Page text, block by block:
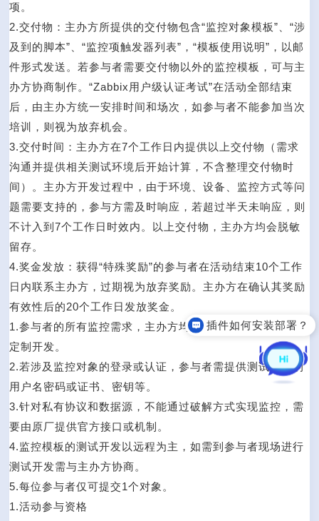
项。
2.交付物：主办方所提供的交付物包含“监控对象模板”、“涉
及到的脚本”、“监控项触发器列表”，“模板使用说明”，以邮
件形式发送。若参与者需要交付物以外的监控模板，可与主
办方协商制作。“Zabbix用户级认证考试”在活动全部结束
后，由主办方统一安排时间和场次，如参与者不能参加当次
培训，则视为放弃机会。
3.交付时间：主办方在7个工作日内提供以上交付物（需求
沟通并提供相关测试环境后开始计算，不含整理交付物时
间）。主办方开发过程中，由于环境、设备、监控方式等问
题需要支持的，参与方需及时响应，若超过半天未响应，则
不计入到7个工作日时效内。以上交付物，主办方均会脱敏
留存。
4.奖金发放：获得“特殊奖励”的参与者在活动结束10个工作
日内联系主办方，过期视为放弃奖励。主办方在确认其奖励
有效性后的20个工作日发放奖金。
1.参与者的所有监控需求，主办方均将基于Zabbix现有功能
定制开发。
2.若涉及监控对象的登录或认证，参与者需提供测试专用的
用户名密码或证书、密钥等。
3.针对私有协议和数据源，不能通过破解方式实现监控，需
要由原厂提供官方接口或机制。
4.监控模板的测试开发以远程为主，如需到参与者现场进行
测试开发需与主办方协商。
5.每位参与者仅可提交1个对象。
1.活动参与资格
插件如何安装部署？